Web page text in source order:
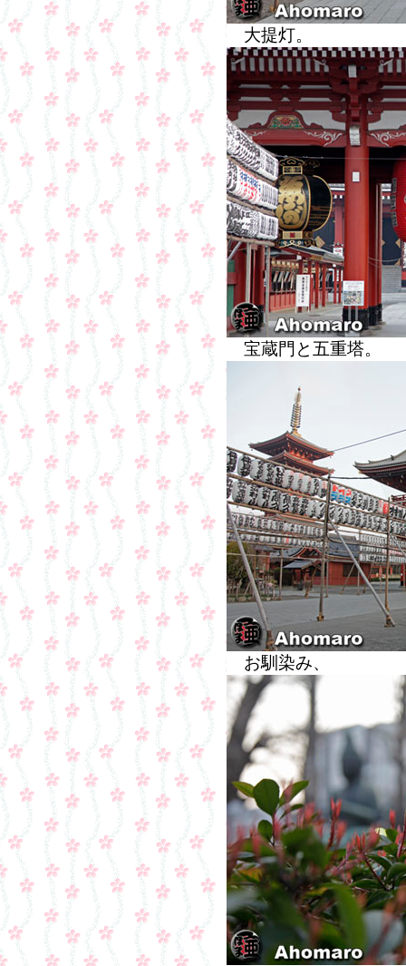
大提灯。
宝蔵門と五重塔。
お馴染み、